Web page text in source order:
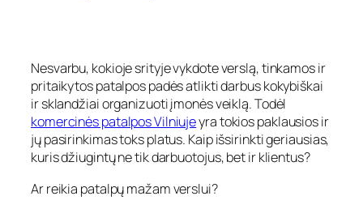
Nesvarbu, kokioje srityje vykdote verslą, tinkamos ir
pritaikytos patalpos padės atlikti darbus kokybiškai
ir sklandžiai organizuoti įmonės veiklą. Todėl
komercinės patalpos Vilniujeyra tokios paklausios ir
jų pasirinkimas toks platus. Kaip išsirinkti geriausias,
kuris džiugintų ne tik darbuotojus, bet ir klientus?
Ar reikia patalpų mažam verslui?